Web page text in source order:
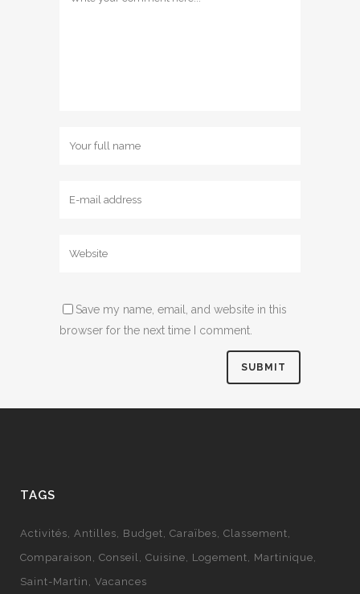
Save my name, email, and website in this
browser for the next time I comment.
TAGS
Activités Antilles Budget Caraïbes Classement
Comparaison
Conseil Cuisine Logement
Martinique
Saint-Martin
Vacances